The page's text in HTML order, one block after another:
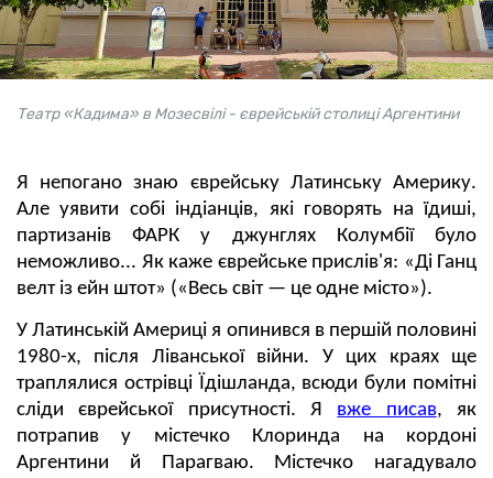
Театр «Кадима» в Мозесвілі - єврейській столиці Аргентини
Я непогано знаю єврейську Латинську Америку.
Але уявити собі індіанців, які говорять на їдиші,
партизанів ФАРК у джунглях Колумбії було
неможливо... Як каже єврейське прислів'я: «Ді Ганц
велт із ейн штот» («Весь світ — це одне місто»).
У Латинській Америці я опинився в першій половині
1980-х, після Ліванської війни. У цих краях ще
траплялися острівці Їдішланда, всюди були помітні
сліди єврейської присутності. Я вже писав, як
потрапив у містечко Клоринда на кордоні
Аргентини й Парагваю. Містечко нагадувало